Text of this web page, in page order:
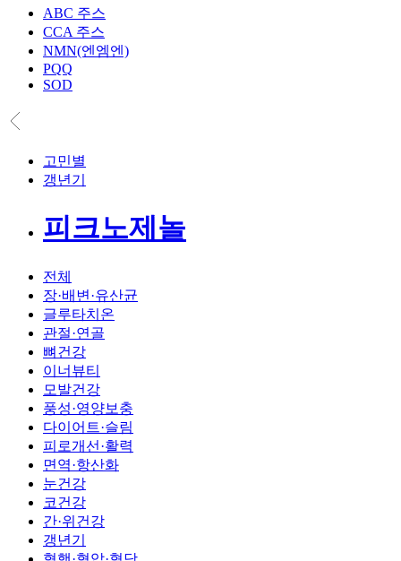
ABC 주스
CCA 주스
NMN(엔엠엔)
PQQ
SOD
고민별
갱년기
피크노제놀
전체
장·배변·유산균
글루타치온
관절·연골
뼈건강
이너뷰티
모발건강
풍성·영양보충
다이어트·슬림
피로개선·활력
면역·항산화
눈건강
코건강
간·위건강
갱년기